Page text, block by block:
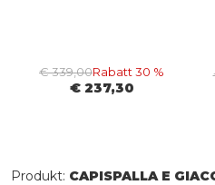
€ 339,00Rabatt 30 %
€ 237,30
Produkt: CAPISPALLA E